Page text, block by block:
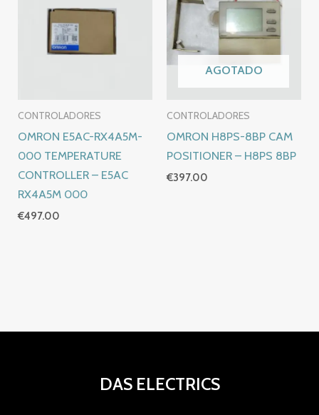
CONTROLADORES
OMRON E5AC-RX4A5M-
000 TEMPERATURE
CONTROLLER – E5AC
RX4A5M 000
€497.00
AGOTADO
CONTROLADORES
OMRON H8PS-8BP CAM
POSITIONER – H8PS 8BP
€397.00
DAS ELECTRICS